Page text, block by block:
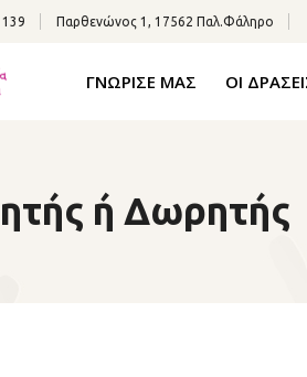
Παρθενώνος 1, 17562 Παλ.Φάληρο
ΓΝΩΡΙΣΕ ΜΑΣ ΟΙ
ή Δωρητής